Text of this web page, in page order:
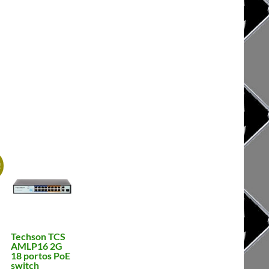
Techson TCS
AMLP16 2G
18 portos PoE
switch